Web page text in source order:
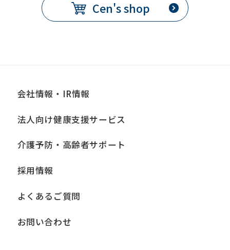
Cen's shop
会社情報・IR情報
法人向け健康支援サービス
介護予防・高齢者サポート
採用情報
よくあるご質問
お問い合わせ